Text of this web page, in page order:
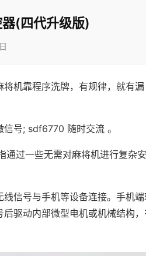
(四代升级版)
机靠程序洗牌，有规律，就有漏
号; sdf6770 随时交流 。
通过一些无需对麻将机进行复杂
信号与手机等设备连接。手机
驱动内部微型电机或机械结构，